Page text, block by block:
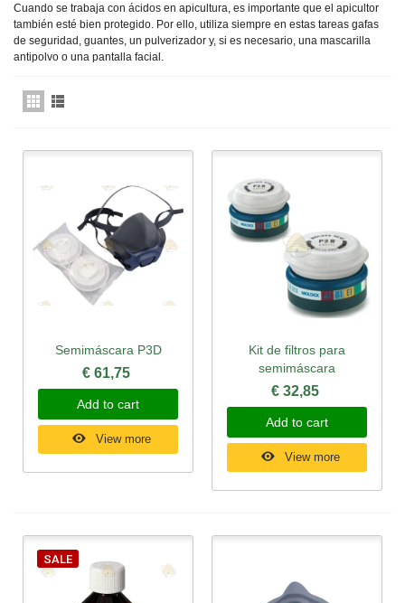
Cuando se trabaja con ácidos en apicultura, es importante que el apicultor
también esté bien protegido. Por ello, utiliza siempre en estas tareas gafas
de seguridad, guantes, un pulverizador y, si es necesario, una mascarilla
antipolvo o una pantalla facial.
Semimáscara P3D
€ 61,75
Add to cart
View more
Kit de filtros para
semimáscara
€ 32,85
Add to cart
View more
SALE